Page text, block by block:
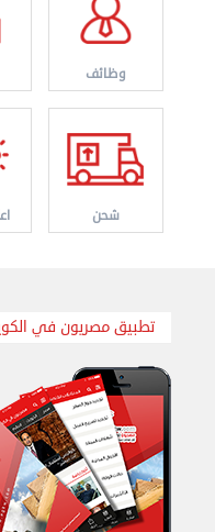
وظائف
شحن
تطبيق مصريون في